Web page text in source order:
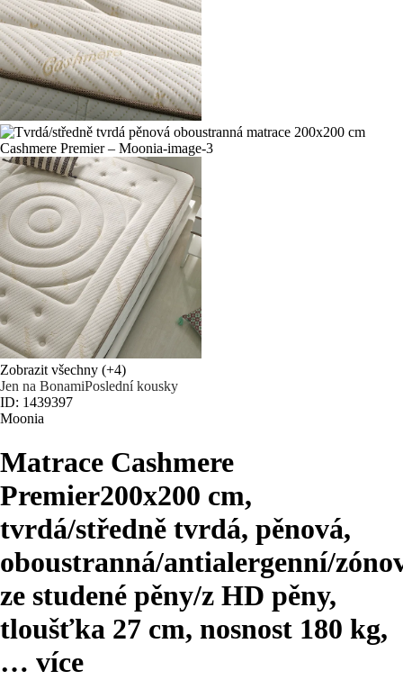
Zobrazit všechny (+4)
Jen na BonamiPoslední kousky
ID: 1439397
Moonia
Matrace Cashmere
Premier200x200 cm,
tvrdá/středně tvrdá, pěnová,
oboustranná/antialergenní/
ze studené pěny/z HD pěny,
tloušťka 27 cm, nosnost 180 kg,
… více